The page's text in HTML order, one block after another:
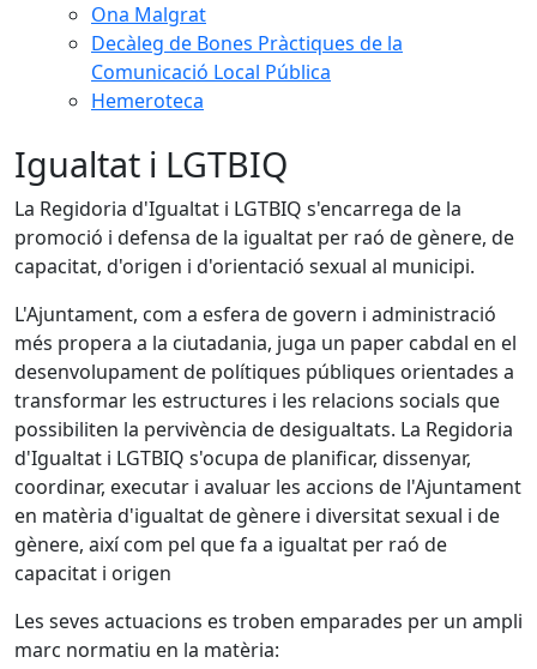
Ona Malgrat
Decàleg de Bones Pràctiques de la
Comunicació Local Pública
Hemeroteca
Igualtat i LGTBIQ
La Regidoria d'Igualtat i LGTBIQ s'encarrega de la
promoció i defensa de la igualtat per raó de gènere, de
capacitat, d'origen i d'orientació sexual al municipi.
L'Ajuntament, com a esfera de govern i administració
més propera a la ciutadania, juga un paper cabdal en el
desenvolupament de polítiques públiques orientades a
transformar les estructures i les relacions socials que
possibiliten la pervivència de desigualtats. La Regidoria
d'Igualtat i LGTBIQ s'ocupa de planificar, dissenyar,
coordinar, executar i avaluar les accions de l'Ajuntament
en matèria d'igualtat de gènere i diversitat sexual i de
gènere, així com pel que fa a igualtat per raó de
capacitat i origen
Les seves actuacions es troben emparades per un ampli
marc normatiu en la matèria: